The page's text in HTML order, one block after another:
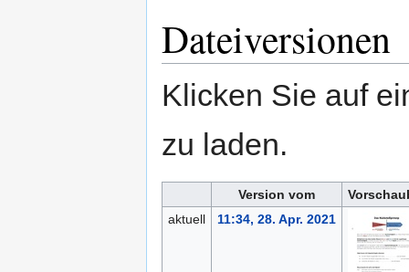
Dateiversionen
Klicken Sie auf
zu laden.
Version vom
aktuell
11:34, 28. Apr. 2021